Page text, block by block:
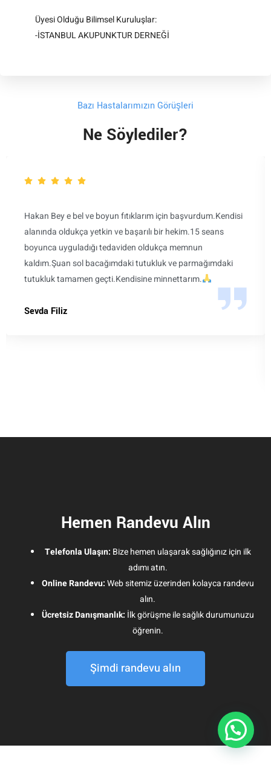
Üyesi Olduğu Bilimsel Kuruluşlar:
-İSTANBUL AKUPUNKTUR DERNEĞİ
Bazı Hastalarımızın Görüşleri
Ne Söylediler?
Hakan Bey e bel ve boyun fıtıklarım için başvurdum.Kendisi
alanında oldukça yetkin ve başarılı bir hekim.15 seans
boyunca uyguladığı tedaviden oldukça memnun
kaldım.Şuan sol bacağımdaki tutukluk ve parmağımdaki
tutukluk tamamen geçti.Kendisine minnettarım.
Sevda Filiz
Hemen Randevu Alın
Telefonla Ulaşın: Bize hemen ulaşarak sağlığınız için ilk
adımı atın.
Online Randevu:Web sitemiz üzerinden kolayca randevu
alın.
Ücretsiz Danışmanlık: İlk görüşme ile sağlık durumunuzu
öğrenin.
Şimdi randevu alın